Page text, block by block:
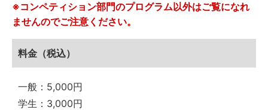
※コンペティション部門のプログラム以外はご覧になれ
ませんのでご注意ください。
料金（税込）
一般：5,000円
学生：3,000円